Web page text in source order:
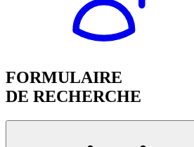
FORMULAIRE
DE RECHERCHE